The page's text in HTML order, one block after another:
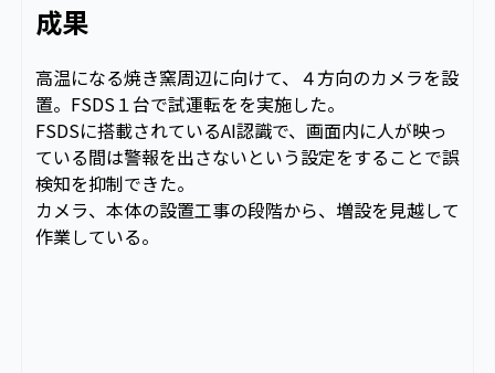
成果
高温になる焼き窯周辺に向けて、４方向のカメラを設
置。FSDS１台で試運転をを実施した。
FSDSに搭載されているAI認識で、画面内に人が映っ
ている間は警報を出さないという設定をすることで誤
検知を抑制できた。
カメラ、本体の設置工事の段階から、増設を見越して
作業している。